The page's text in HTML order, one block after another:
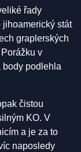
řady
stát
graplerských
v
body podlehla
čistou
KO. V
a je za to
naposledy